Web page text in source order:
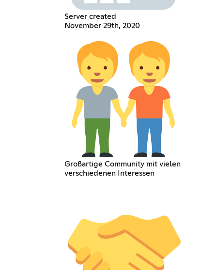
Server created
November 29th, 2020
Großartige Community mit vielen
verschiedenen Interessen